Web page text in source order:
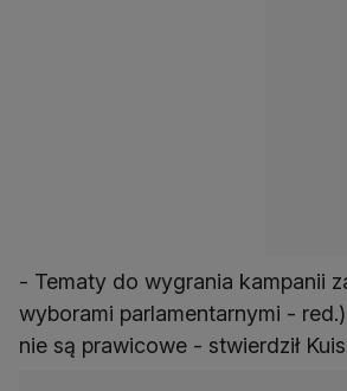
- Tematy do wygrania kampanii
wyborami parlamentarnymi -
nie są prawicowe - stwierdził